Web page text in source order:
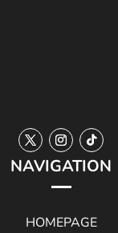
NAVIGATION
HOMEPAGE